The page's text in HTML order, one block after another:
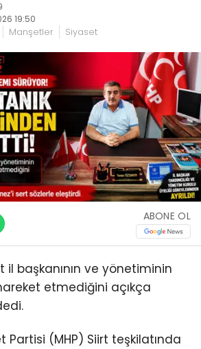
19:50
Manşetler Siyaset
ABONE OL
il başkanının ve yönetiminin
etmediğini açıkça
Partisi (MHP) Siirt teşkilatında